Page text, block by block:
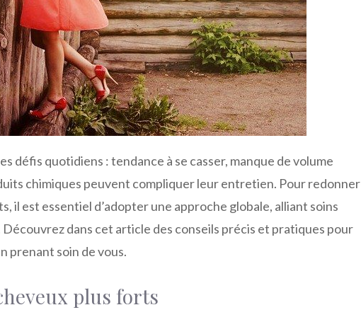
défis quotidiens : tendance à se casser, manque de volume
chimiques peuvent compliquer leur entretien. Pour redonner
il est essentiel d’adopter une approche globale, alliant soins
dans cet article des conseils précis et pratiques pour
prenant soin de vous.
plus forts